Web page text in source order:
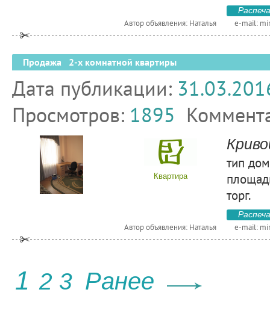
Автор объявления: Наталья e-mail:
Продажа 2-х комнатной квартиры
Дата публикации:
Просмотров: 1895
Квартира
тип
торг.
Автор объявления: Наталья e-mail:
1 2 3 Ранее